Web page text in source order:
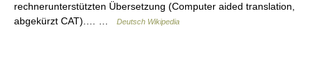
rechnerunterstützten Übersetzung (Computer aided translation,
abgekürzt CAT).… …
Deutsch Wikipedia